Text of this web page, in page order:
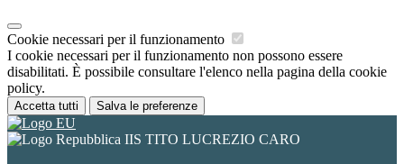
Cookie necessari per il funzionamento
I cookie necessari per il funzionamento non possono essere
disabilitati. È possibile consultare l'elenco nella pagina della cookie
policy.
Accetta tutti Salva le preferenze
IIS TITO LUCREZIO CARO